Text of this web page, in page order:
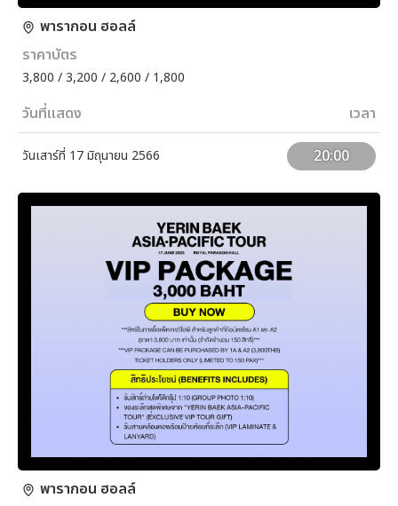
พารากอน ฮอลล์
ราคาบัตร
3,800 / 3,200 / 2,600 / 1,800
วันที่แสดง เวลา
วันเสาร์ที่ 17 มิถุนายน 2566 20:00
พารากอน ฮอลล์